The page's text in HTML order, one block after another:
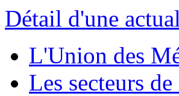
Détail d'une
L'Union des
Les secteurs